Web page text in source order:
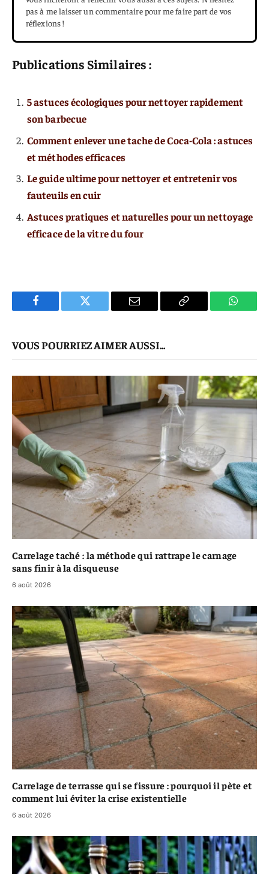
pas à me laisser un commentaire pour me faire part de vos
réflexions !
Publications Similaires :
5 astuces écologiques pour nettoyer rapidement
son barbecue
Comment enlever une tache de Coca-Cola : astuces
et méthodes efficaces
Le guide ultime pour nettoyer et entretenir vos
fauteuils en cuir
Astuces pratiques et naturelles pour un nettoyage
efficace de la vitre du four
Facebook Twitter
E-
Copier
VOUS POURRIEZ AIMER AUSSI...
Carrelage taché : la méthode qui rattrape le carnage
sans finir à la disqueuse
6 août 2026
Carrelage de terrasse qui se fissure : pourquoi il pète et
comment lui éviter la crise existentielle
6 août 2026